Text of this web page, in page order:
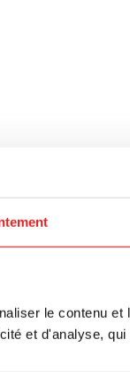
le contenu
et d'analyse,